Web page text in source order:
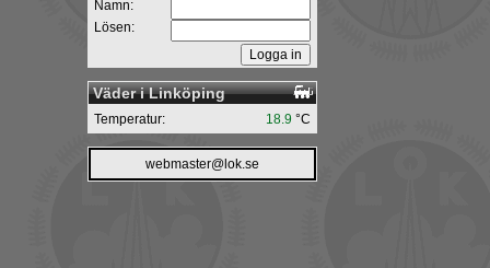
Namn:
Lösen:
Väder i Linköping
18.9 °C
Temperatur:
webmaster@lok.se